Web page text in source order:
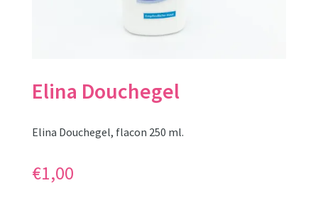
Elina Douchegel
Elina Douchegel, flacon 250 ml.
€1,00